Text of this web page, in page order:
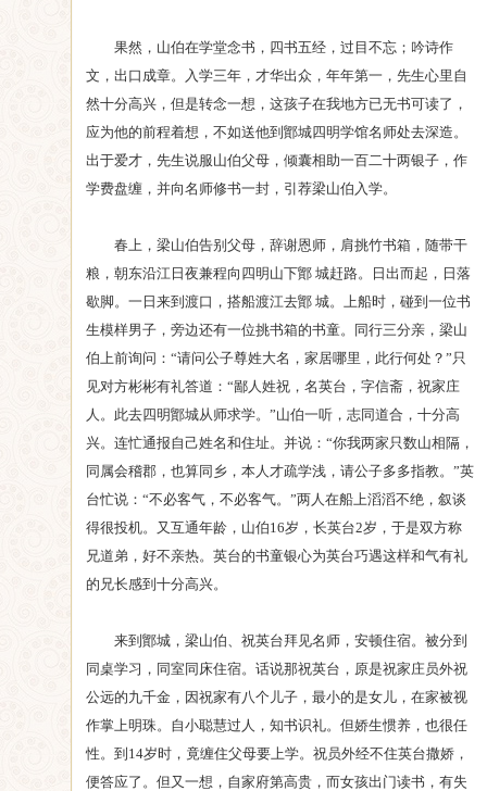
果然，山伯在学堂念书，四书五经，过目不忘；吟诗作
文，出口成章。入学三年，才华出众，年年第一，先生心里自
然十分高兴，但是转念一想，这孩子在我地方已无书可读了，
应为他的前程着想，不如送他到鄮城四明学馆名师处去深造。
出于爱才，先生说服山伯父母，倾囊相助一百二十两银子，作
学费盘缠，并向名师修书一封，引荐梁山伯入学。
春上，梁山伯告别父母，辞谢恩师，肩挑竹书箱，随带干
粮，朝东沿江日夜兼程向四明山下鄮 城赶路。日出而起，日落
歇脚。一日来到渡口，搭船渡江去鄮 城。上船时，碰到一位书
生模样男子，旁边还有一位挑书箱的书童。同行三分亲，梁山
伯上前询问：“请问公子尊姓大名，家居哪里，此行何处？”只
见对方彬彬有礼答道：“鄙人姓祝，名英台，字信斋，祝家庄
人。此去四明鄮城从师求学。”山伯一听，志同道合，十分高
兴。连忙通报自己姓名和住址。并说：“你我两家只数山相隔，
同属会稽郡，也算同乡，本人才疏学浅，请公子多多指教。”英
台忙说：“不必客气，不必客气。”两人在船上滔滔不绝，叙谈
得很投机。又互通年龄，山伯16岁，长英台2岁，于是双方称
兄道弟，好不亲热。英台的书童银心为英台巧遇这样和气有礼
的兄长感到十分高兴。
来到鄮城，梁山伯、祝英台拜见名师，安顿住宿。被分到
同桌学习，同室同床住宿。话说那祝英台，原是祝家庄员外祝
公远的九千金，因祝家有八个儿子，最小的是女儿，在家被视
作掌上明珠。自小聪慧过人，知书识礼。但娇生惯养，也很任
性。到14岁时，竟缠住父母要上学。祝员外经不住英台撒娇，
便答应了。但又一想，自家府第高贵，而女孩出门读书，有失